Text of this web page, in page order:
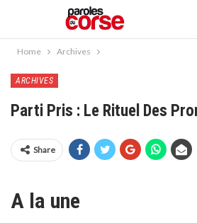
Home Archives
ARCHIVES
Parti Pris : Le Rituel Des
Share
A la une